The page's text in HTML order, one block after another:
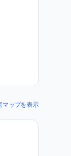
マップを表示